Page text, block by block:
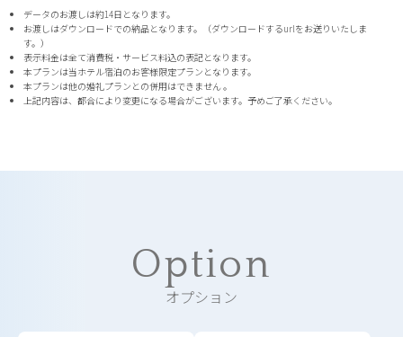
データのお渡しは約14日となります。
お渡しはダウンロードでの納品となります。（ダウンロードするurlをお送りいたしま
す。）
表示料金は全て消費税・サービス料込の表記となります。
本プランは当ホテル宿泊のお客様限定プランとなります。
本プランは他の婚礼プランとの併用はできません 。
上記内容は、都合により変更になる場合がございます。予めご了承ください。
Option
オプション